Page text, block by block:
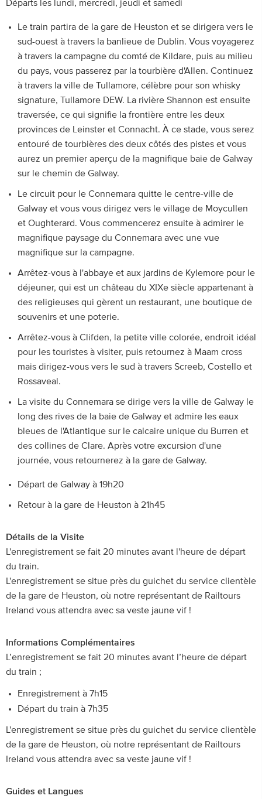
Départs les lundi, mercredi, jeudi et samedi
Le train partira de la gare de Heuston et se dirigera vers le
sud-ouest à travers la banlieue de Dublin. Vous voyagerez
à travers la campagne du comté de Kildare, puis au milieu
du pays, vous passerez par la tourbière d'Allen. Continuez
à travers la ville de Tullamore, célèbre pour son whisky
signature, Tullamore DEW. La rivière Shannon est ensuite
traversée, ce qui signifie la frontière entre les deux
provinces de Leinster et Connacht. À ce stade, vous serez
entouré de tourbières des deux côtés des pistes et vous
aurez un premier aperçu de la magnifique baie de Galway
sur le chemin de Galway.
Le circuit pour le Connemara quitte le centre-ville de
Galway et vous vous dirigez vers le village de Moycullen
et Oughterard. Vous commencerez ensuite à admirer le
magnifique paysage du Connemara avec une vue
magnifique sur la campagne.
Arrêtez-vous à l'abbaye et aux jardins de Kylemore pour le
déjeuner, qui est un château du XIXe siècle appartenant à
des religieuses qui gèrent un restaurant, une boutique de
souvenirs et une poterie.
Arrêtez-vous à Clifden, la petite ville colorée, endroit idéal
pour les touristes à visiter, puis retournez à Maam cross
mais dirigez-vous vers le sud à travers Screeb, Costello et
Rossaveal.
La visite du Connemara se dirige vers la ville de Galway le
long des rives de la baie de Galway et admire les eaux
bleues de l'Atlantique sur le calcaire unique du Burren et
des collines de Clare. Après votre excursion d'une
journée, vous retournerez à la gare de Galway.
Départ de Galway à 19h20
Retour à la gare de Heuston à 21h45
Détails de la Visite
L'enregistrement se fait 20 minutes avant l'heure de départ
du train.
L'enregistrement se situe près du guichet du service clientèle
de la gare de Heuston, où notre représentant de Railtours
Ireland vous attendra avec sa veste jaune vif !
Informations Complémentaires
L’enregistrement se fait 20 minutes avant l’heure de départ
du train ;
Enregistrement à 7h15
Départ du train à 7h35
L'enregistrement se situe près du guichet du service clientèle
de la gare de Heuston, où notre représentant de Railtours
Ireland vous attendra avec sa veste jaune vif !
Guides et Langues